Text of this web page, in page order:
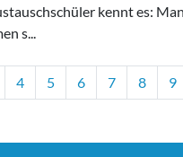
kennt es:
s...
4 5 6 7 8 9